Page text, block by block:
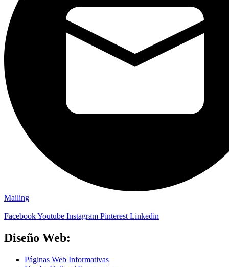
Mailing
FacebookYoutube Instagram Pinterest Linkedin
Diseño Web:
Páginas Web Informativas